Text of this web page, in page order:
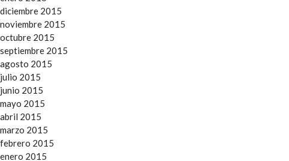
diciembre 2015
noviembre 2015
octubre 2015
septiembre 2015
agosto 2015
julio 2015
junio 2015
mayo 2015
abril 2015
marzo 2015
febrero 2015
enero 2015